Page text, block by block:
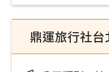
鼎運旅行社台